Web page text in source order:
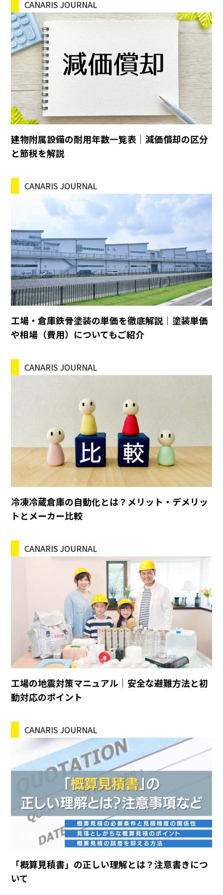
CANARIS JOURNAL
建物附属設備の耐用年数一覧表｜減価償却の区分
と節税を解説
CANARIS JOURNAL
工場・倉庫鉄骨塗装の単価を徹底解説｜塗装単価
や相場（費用）についてもご紹介
CANARIS JOURNAL
冷凍冷蔵倉庫の自動化とは？メリット・デメリッ
トとメーカー比較
CANARIS JOURNAL
工場の地震対策マニュアル｜安全な避難方法と初
動対応のポイント
CANARIS JOURNAL
「概算見積書」の正しい理解とは？注意書きにつ
いて